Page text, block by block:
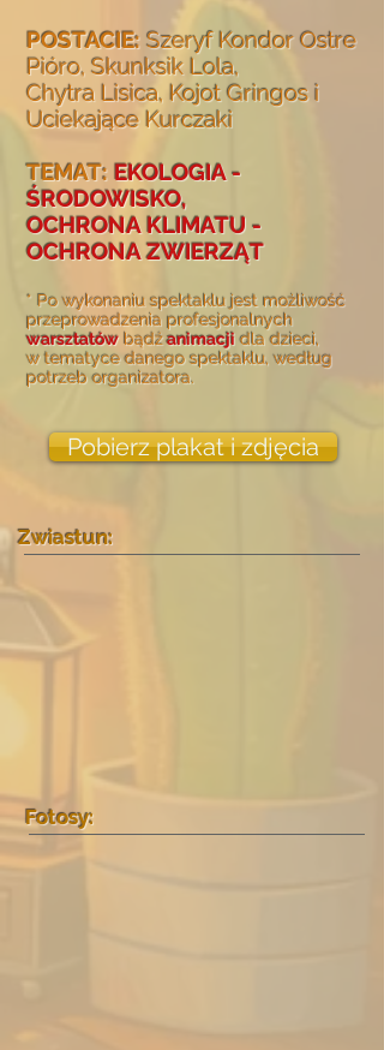
POSTACIE: Szeryf Kondor Ostre
Pióro, Skunksik Lola,
Chytra Lisica, Kojot Gringos i
Uciekające Kurczaki
TEMAT: EKOLOGIA -
ŚRODOWISKO,
OCHRONA KLIMATU -
OCHRONA ZWIERZĄT
* Po wykonaniu spektaklu jest możliwość
przeprowadzenia profesjonalnych
warsztatów bądźanimacji dla dzieci,
w tematyce danego spektaklu, według
potrzeb organizatora.
Pobierz plakat i zdjęcia
Zwiastun:
Fotosy: